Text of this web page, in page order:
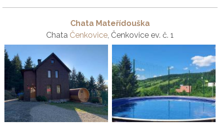
Chata Mateřídouška
Chata Čenkovice, Čenkovice ev. č. 1